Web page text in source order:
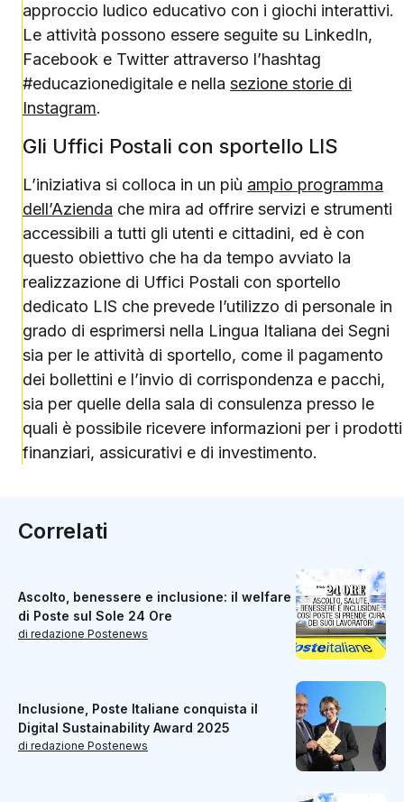
approccio ludico educativo con i giochi interattivi.
Le attività possono essere seguite su LinkedIn,
Facebook e Twitter attraverso l’hashtag
#educazionedigitale e nella sezione storie di
Instagram.
Gli Uffici Postali con sportello LIS
L’iniziativa si colloca in un più ampio programma
dell’Azienda che mira ad offrire servizi e strumenti
accessibili a tutti gli utenti e cittadini, ed è con
questo obiettivo che ha da tempo avviato la
realizzazione di Uffici Postali con sportello
dedicato LIS che prevede l’utilizzo di personale in
grado di esprimersi nella Lingua Italiana dei Segni
sia per le attività di sportello, come il pagamento
dei bollettini e l’invio di corrispondenza e pacchi,
sia per quelle della sala di consulenza presso le
quali è possibile ricevere informazioni per i prodotti
finanziari, assicurativi e di investimento.
Correlati
Ascolto, benessere e inclusione: il welfare
di Poste sul Sole 24 Ore
di redazione Postenews
Inclusione, Poste Italiane conquista il
Digital Sustainability Award 2025
di redazione Postenews